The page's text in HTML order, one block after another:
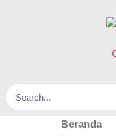
Beranda